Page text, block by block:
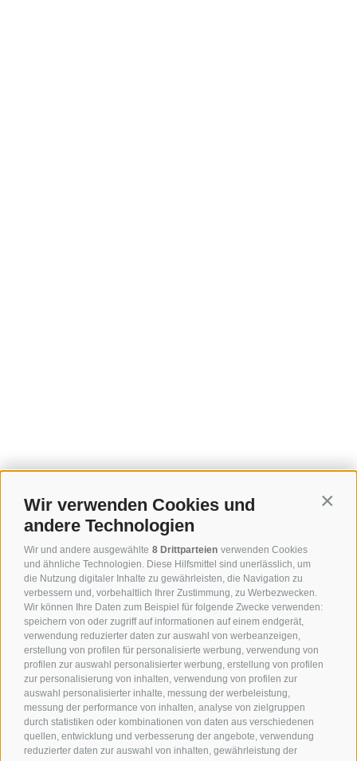
Wir verwenden Cookies und
andere Technologien
Wir und andere ausgewählte 8 Drittparteien verwenden Cookies
und ähnliche Technologien. Diese Hilfsmittel sind unerlässlich, um
die Nutzung digitaler Inhalte zu gewährleisten, die Navigation zu
verbessern und, vorbehaltlich Ihrer Zustimmung, zu Werbezwecken.
Wir können Ihre Daten zum Beispiel für folgende Zwecke verwenden:
speichern von oder zugriff auf informationen auf einem endgerät,
verwendung reduzierter daten zur auswahl von werbeanzeigen,
erstellung von profilen für personalisierte werbung, verwendung von
profilen zur auswahl personalisierter werbung, erstellung von profilen
zur personalisierung von inhalten, verwendung von profilen zur
auswahl personalisierter inhalte, messung der werbeleistung,
messung der performance von inhalten, analyse von zielgruppen
durch statistiken oder kombinationen von daten aus verschiedenen
quellen, entwicklung und verbesserung der angebote, verwendung
reduzierter daten zur auswahl von inhalten, gewährleistung der